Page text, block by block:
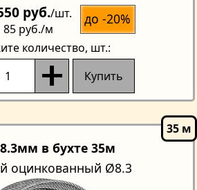
руб./шт.
85 руб./м
до -20%
количество, шт.:
Купить
в бухте 35м
оцинкованный Ø8.3